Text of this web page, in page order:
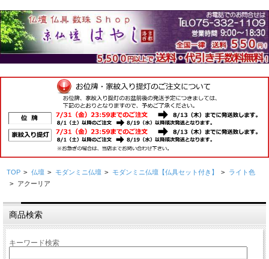
TOP > 仏壇 > モダンミニ仏壇 > モダンミニ仏壇【仏具セット付き】 > ライト色
> アクーリア
商品検索
キーワード検索